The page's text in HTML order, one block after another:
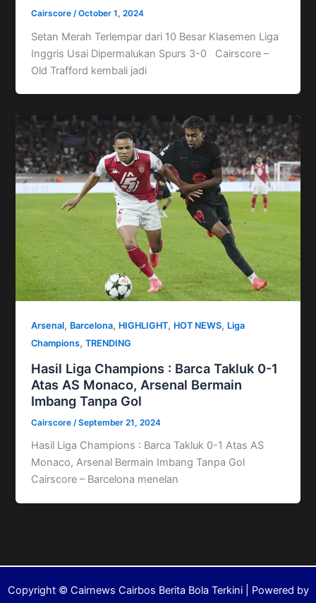
Cairscore /October 1, 2024
Setan Merah Terlempar dari 10 Besar Klasemen Liga
Inggris Usai Dipermalukan Spurs 3-0 Cairscore –
Old Trafford kembali jadi
Arsenal, Barcelona, HIGHLIGHT, HOT NEWS, Liga
Champions,TRENDING
Hasil Liga Champions : Barca Takluk 0-1
Atas AS Monaco, Arsenal Bermain
Imbang Tanpa Gol
Cairscore /September 21, 2024
Hasil Liga Champions : Barca Takluk 0-1 Atas AS
Monaco, Arsenal Bermain Imbang Tanpa Gol
Cairscore – Barcelona menelan
Copyright © Cairnews Cairbos Berita Bola Terkini | Powered by